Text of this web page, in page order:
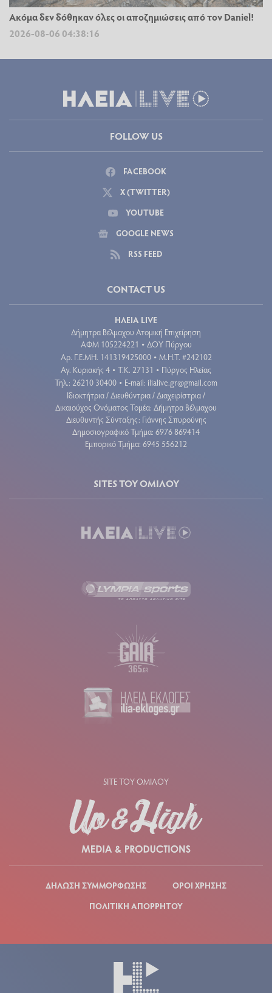
Ακόμα δεν δόθηκαν όλες οι αποζημιώσεις από τον Daniel!
2026-08-06 04:38:16
FOLLOW US
FACEBOOK
X (TWITTER)
YOUTUBE
GOOGLE NEWS
RSS FEED
CONTACT US
ΗΛΕΙΑ LIVE
Δήμητρα Βέλμαχου Ατομική Επιχείρηση
ΑΦΜ 105224221 • ΔΟΥ Πύργου
Aρ. Γ.Ε.ΜΗ. 141319425000 • Μ.Η.Τ. #242102
Αγ. Κυριακής 4 • Τ.Κ. 27131 • Πύργος Ηλείας
Τηλ.: 26210 30400 • E-mail: ilialive.gr@gmail.com
Ιδιοκτήτρια / Διευθύντρια / Διαχειρίστρια /
Δικαιούχος Ονόματος Τομέα: Δήμητρα Βέλμαχου
Διευθυντής Σύνταξης: Γιάννης Σπυρούνης
Δημοσιογραφικό Τμήμα: 6976 869414
Εμπορικό Τμήμα: 6945 556212
SITES ΤΟΥ ΟΜΙΛΟΥ
SITE ΤΟΥ ΟΜΙΛΟΥ
ΔΗΛΩΣΗ ΣΥΜΜΟΡΦΩΣΗΣ
ΟΡΟΙ ΧΡΗΣΗΣ
ΠΟΛΙΤΙΚΗ ΑΠΟΡΡΗΤΟΥ